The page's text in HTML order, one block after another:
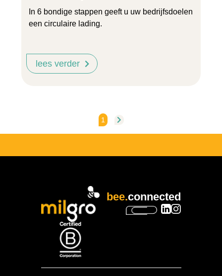
In 6 bondige stappen geeft u uw bedrijfsdoelen
een circulaire lading.
lees verder
1
bee.connected